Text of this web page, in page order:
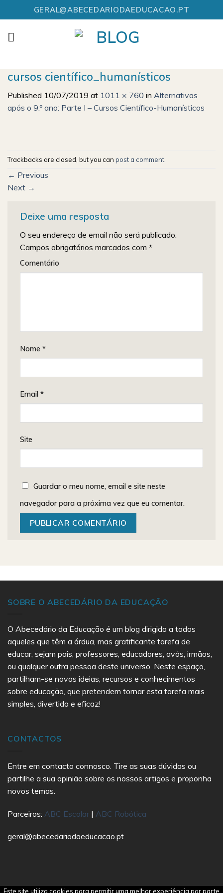
to
content
GERAL@ABECEDARIODAEDUCACAO.PT
cursos científico_humanísticos
Published 10/07/2019 at 1011 × 760 in Alternativas
após o 9.º ano: Parte I – Cursos Científico-Humanísticos
Trackbacks are closed, but you can post a comment
← Previous
Next →
Deixe uma resposta
O seu endereço de email não será publicado.
Campos obrigatórios marcados com *
Comentário
Nome *
Email *
Site
Guardar o meu nome, email e site neste
navegador para a próxima vez que eu comentar.
SOBRE O ABECEDÁRIO DA EDUCAÇÃO
O Abecedário da Educação é um blog dirigido a todos
aqueles que têm a árdua, mas gratificante tarefa de
educar, sejam pais, professores, educadores, avós, irmãos,
ou qualquer outra pessoa deste universo. Neste espaço,
partilham-se novas ideias, recursos e conhecimentos
sobre educação, que pretendem tornar esta tarefa mais
simples, divertida e eficaz!
CONTACTOS
Entre em contacto connosco. Tire as suas dúvidas ou
partilhe a sua opinião sobre os nossos artigos e proponha
novos temas.
Parceiros: ABC Escolar | ABC Robótica
geral@abecedariodaeducacao.pt
Este site utiliza cookies para permitir uma melhor experiência por parte